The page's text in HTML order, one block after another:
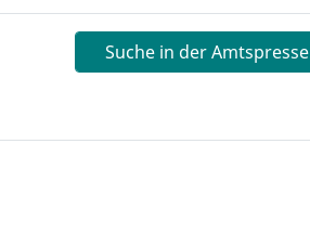
Suche in der Amtspresse